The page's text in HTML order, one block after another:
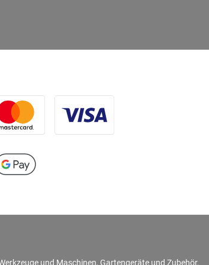
und Maschinen, Gartengeräte und Zubehör,